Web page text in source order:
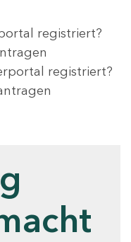
registriert?
registriert?